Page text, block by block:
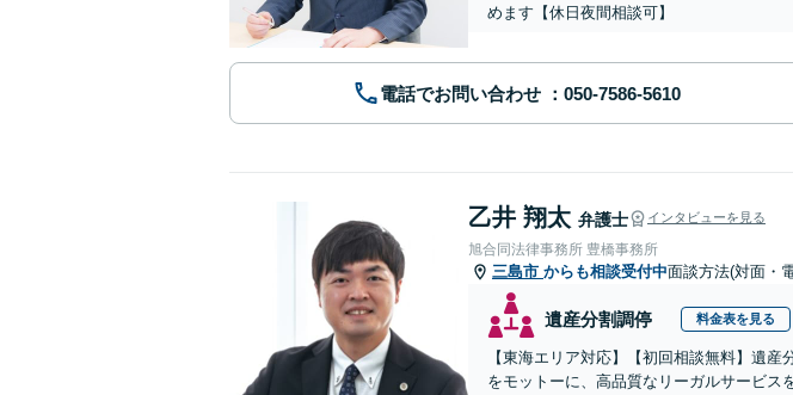
めます【休日夜間相談可】
電話でお問い合わせ
乙井 翔太 弁護士 インタビューを見る
旭合同法律事務所 豊橋事務所
三島市 からも相談受付中面談方法(対面・
遺産分割調停 料金表を見る
【東海エリア対応】【初回相談無料】遺
をモットーに、高品質なリーガルサービス